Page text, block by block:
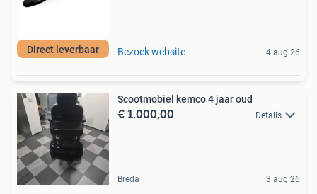
Direct leverbaar Bezoek website 4 aug 26
Scootmobiel kemco 4 jaar oud
€ 1.000,00 Details
Breda 3 aug 26